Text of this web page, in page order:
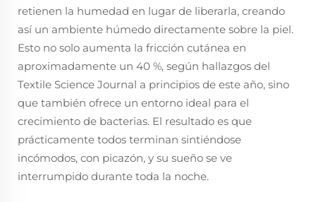
retienen la humedad en lugar de liberarla, creando
así un ambiente húmedo directamente sobre la piel.
Esto no solo aumenta la fricción cutánea en
aproximadamente un 40 %, según hallazgos del
Textile Science Journal a principios de este año, sino
que también ofrece un entorno ideal para el
crecimiento de bacterias. El resultado es que
prácticamente todos terminan sintiéndose
incómodos, con picazón, y su sueño se ve
interrumpido durante toda la noche.